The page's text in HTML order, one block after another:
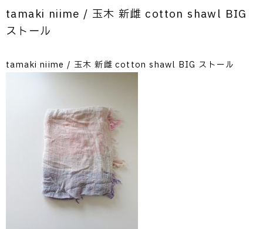
tamaki niime / 玉木 新雌 cotton shawl BIG
ストール
tamaki niime / 玉木 新雌 cotton shawl BIG ストール